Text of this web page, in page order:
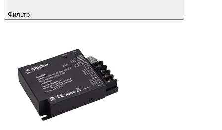
Фильтр